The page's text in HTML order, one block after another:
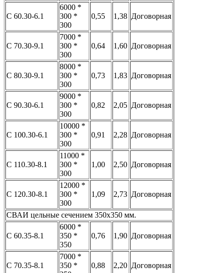
С 60.30-6.1
6000 *
300 *
300
0,55 1,38 Договорная
С 70.30-9.1
7000 *
300 *
300
0,64 1,60 Договорная
С 80.30-9.1
8000 *
300 *
300
0,73 1,83 Договорная
С 90.30-6.1
9000 *
300 *
300
0,82 2,05 Договорная
С 100.30-6.1
10000 *
300 *
300
0,91 2,28 Договорная
С 110.30-8.1
11000 *
300 *
300
1,00 2,50 Договорная
С 120.30-8.1
12000 *
300 *
300
1,09 2,73 Договорная
СВАИ цельные сечением 350x350 мм.
С 60.35-8.1
6000 *
350 *
350
0,76 1,90 Договорная
С 70.35-8.1
7000 *
350 *
0,88 2,20 Договорная